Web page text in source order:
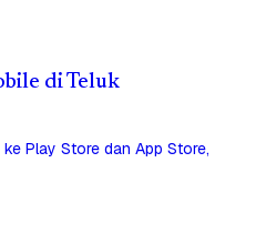
di Teluk
Play Store dan App Store,